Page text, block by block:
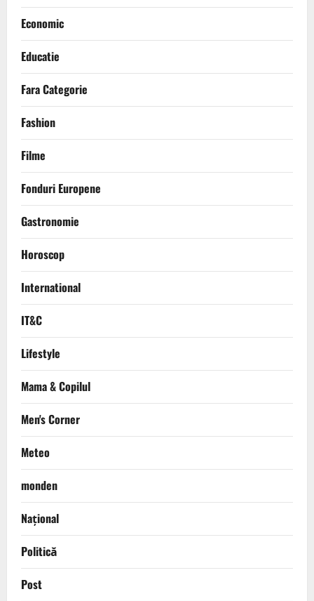
Economic
Educatie
Fara Categorie
Fashion
Filme
Fonduri Europene
Gastronomie
Horoscop
International
IT&C
Lifestyle
Mama & Copilul
Men's Corner
Meteo
monden
Național
Politică
Post